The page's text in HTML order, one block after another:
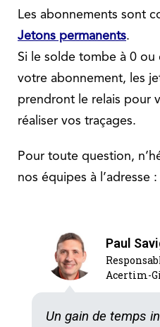
Les abonnements sont
Jetons permanents.
Si le solde tombe à 0 ou
votre abonnement, les
prendront le relais pour
réaliser vos traçages.
Pour toute question,
nos équipes à l’adresse
Un gain de temps
Paul
Acertim-